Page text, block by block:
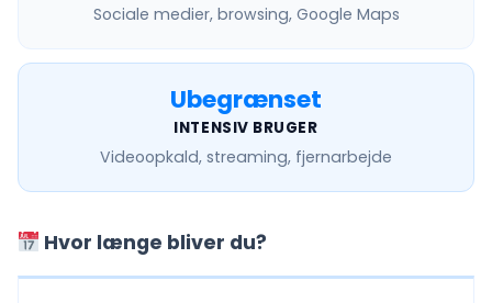
Sociale medier, browsing, Google Maps
Ubegrænset
INTENSIV BRUGER
Videoopkald, streaming, fjernarbejde
Hvor længe bliver du?